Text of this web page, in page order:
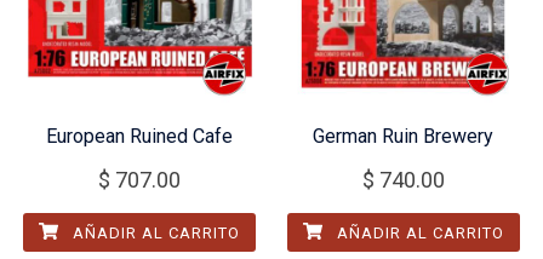
European Ruined Cafe
$ 707.00
AÑADIR AL CARRITO
German Ruin Brewery
$ 740.00
AÑADIR AL CARRITO